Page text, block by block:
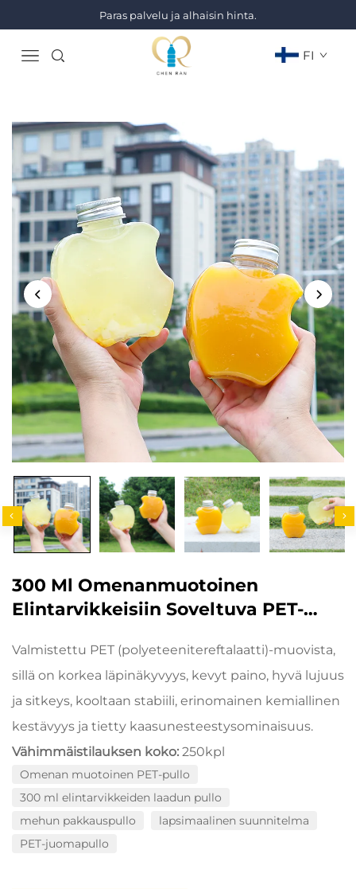
Paras palvelu ja alhaisin hinta.
FI
300 Ml Omenanmuotoinen
Elintarvikkeisiin Soveltuva PET-
Mehuun Ja Juomille, Luova
Muotoilu, Josta Lapsi Pitää
Valmistettu PET (polyeteenitereftalaatti)-muovista,
sillä on korkea läpinäkyvyys, kevyt paino, hyvä lujuus
ja sitkeys, kooltaan stabiili, erinomainen kemiallinen
kestävyys ja tietty kaasunesteestysominaisuus.
Vähimmäistilauksen koko: 250kpl
Omenan muotoinen PET-pullo
300 ml elintarvikkeiden laadun pullo
mehun pakkauspullo
lapsimaalinen suunnitelma
PET-juomapullo